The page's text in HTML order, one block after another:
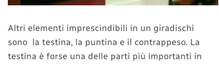
Altri elementi imprescindibili in un giradischi
sono la testina, la puntina e il contrappeso. La
testina è forse una delle parti più importanti in